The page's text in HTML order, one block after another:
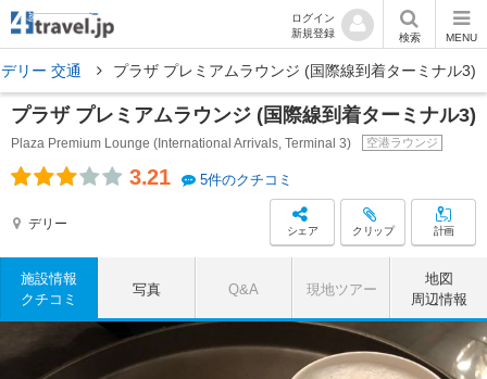
ログイン
新規登録
検索 MENU
デリー 交通 プラザ プレミアムラウンジ (国際線到着ターミナル3)
プラザ プレミアムラウンジ (国際線到着ターミナル3)
Plaza Premium Lounge (International Arrivals, Terminal 3) 空港ラウンジ
3.21 5件のクチコミ
デリー シェア クリップ 計画
施設情報
クチコミ
写真 Q&A 現地ツアー
地図
周辺情報